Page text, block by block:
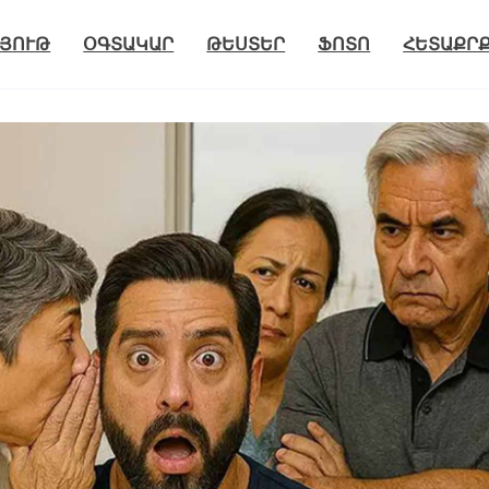
ՕԳՏԱԿԱՐ ԹԵՍՏԵՐ ՖՈՏՈ